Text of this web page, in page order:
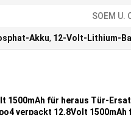
SOEM U.
Akku, 12-Volt-Lithium-
1500mAh für heraus Tür-
verpackt 12.8Volt